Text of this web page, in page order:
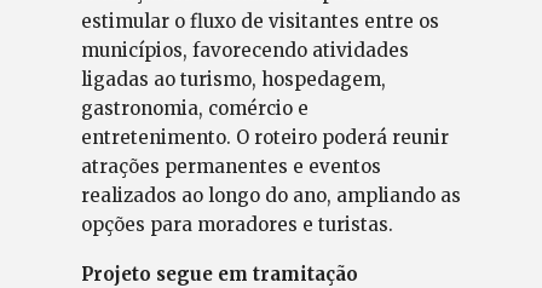
estimular o fluxo de visitantes entre os
municípios, favorecendo atividades
ligadas ao turismo, hospedagem,
gastronomia, comércio e
entretenimento. O roteiro poderá reunir
atrações permanentes e eventos
realizados ao longo do ano, ampliando as
opções para moradores e turistas.
Projeto segue em tramitação